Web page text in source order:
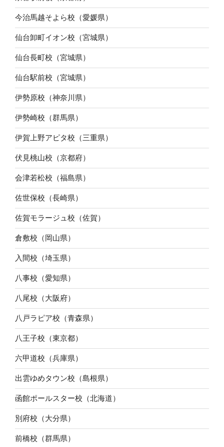
今治馬越そよら校（愛媛県）
仙台卸町イオン校（宮城県）
仙台長町校（宮城県）
仙台駅前校（宮城県）
伊勢原校（神奈川県）
伊勢崎校（群馬県）
伊賀上野アピタ校（三重県）
伏見桃山校（京都府）
会津若松校（福島県）
佐世保校（長崎県）
佐賀モラージュ校（佐賀）
倉敷校（岡山県）
入間校（埼玉県）
八事校（愛知県）
八尾校（大阪府）
八戸ラピア校（青森県）
八王子校（東京都）
六甲道校（兵庫県）
出雲ゆめタウン校（島根県）
函館ポールスター校（北海道）
別府校（大分県）
前橋校（群馬県）